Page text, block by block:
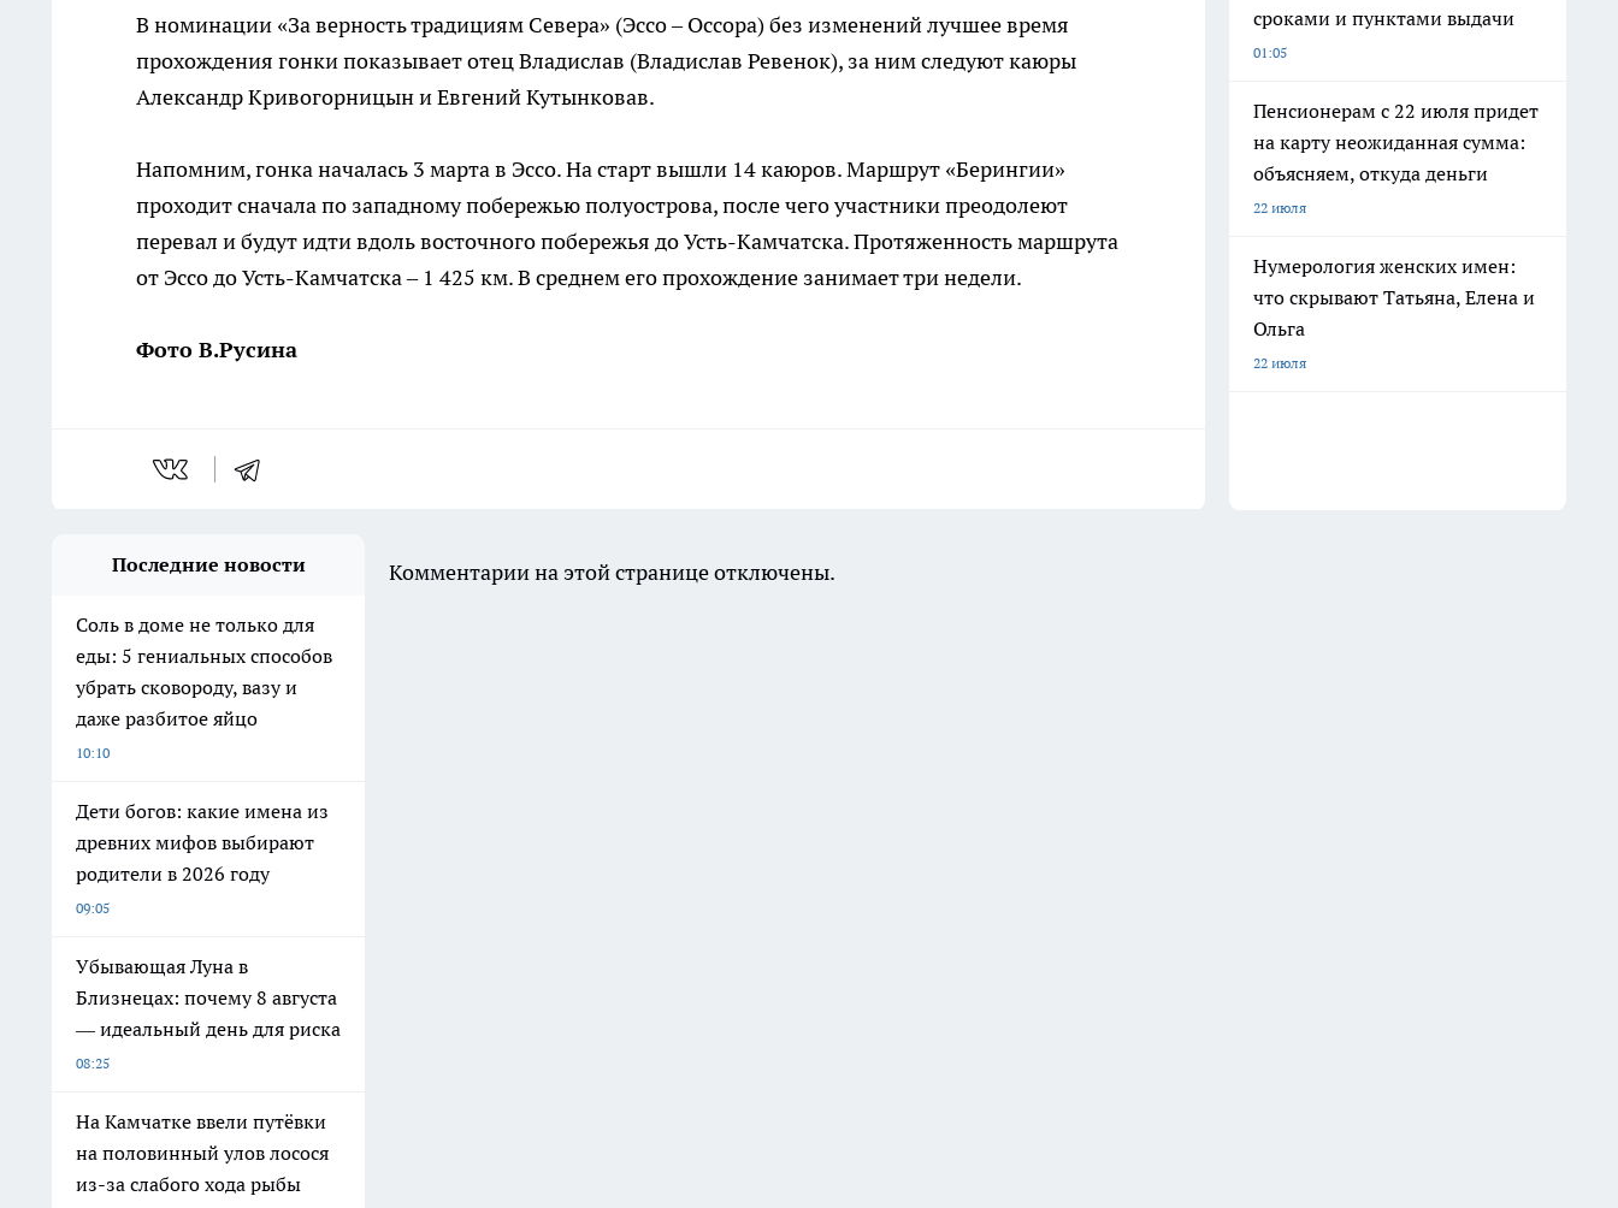
В номинации «За верность традициям Севера» (Эссо – Оссора) без изменений лучшее время
прохождения гонки показывает отец Владислав (Владислав Ревенок), за ним следуют каюры
Александр Кривогорницын и Евгений Кутынковав.
Напомним, гонка началась 3 марта в Эссо. На старт вышли 14 каюров. Маршрут «Берингии»
проходит сначала по западному побережью полуострова, после чего участники преодолеют
перевал и будут идти вдоль восточного побережья до Усть-Камчатска. Протяженность маршрута
от Эссо до Усть-Камчатска – 1 425 км. В среднем его прохождение занимает три недели.
Фото В.Русина
сроками и пунктами выдачи
01:05
Пенсионерам с 22 июля придет
на карту неожиданная сумма:
объясняем, откуда деньги
22 июля
Нумерология женских имен:
что скрывают Татьяна, Елена и
Ольга
22 июля
Последние новости
Соль в доме не только для
еды: 5 гениальных способов
убрать сковороду, вазу и
даже разбитое яйцо
10:10
Дети богов: какие имена из
древних мифов выбирают
родители в 2026 году
09:05
Убывающая Луна в
Близнецах: почему 8 августа
— идеальный день для риска
08:25
На Камчатке ввели путёвки
на половинный улов лосося
из-за слабого хода рыбы
Комментарии на этой странице отключены.